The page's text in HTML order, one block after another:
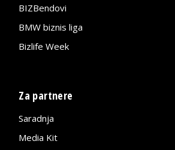
BIZBendovi
BMW biznis liga
Bizlife Week
Za partnere
Saradnja
Media Kit